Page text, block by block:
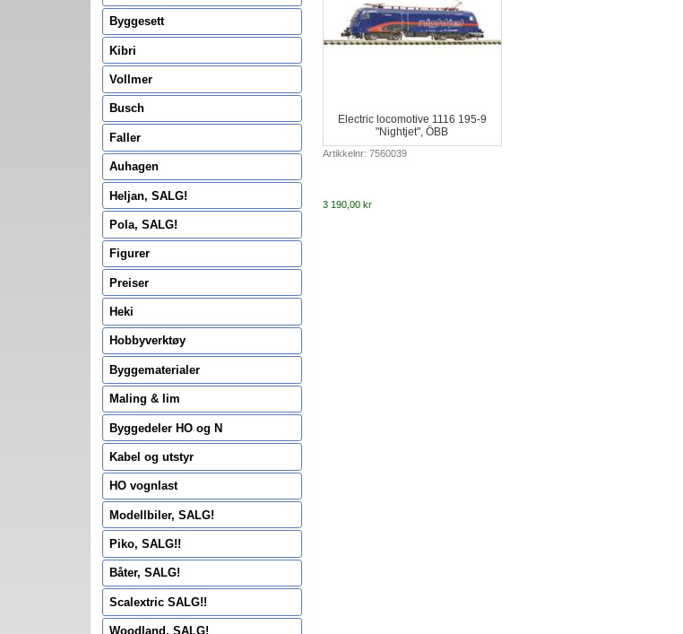
Electric locomotive 1116 195-9
"Nightjet", ÖBB
Artikkelnr: 7560039
3 190,00 kr
Byggesett
Kibri
Vollmer
Busch
Faller
Auhagen
Heljan, SALG!
Pola, SALG!
Figurer
Preiser
Heki
Hobbyverktøy
Byggematerialer
Maling & lim
Byggedeler HO og N
Kabel og utstyr
HO vognlast
Modellbiler, SALG!
Piko, SALG!!
Båter, SALG!
Scalextric SALG!!
Woodland, SALG!